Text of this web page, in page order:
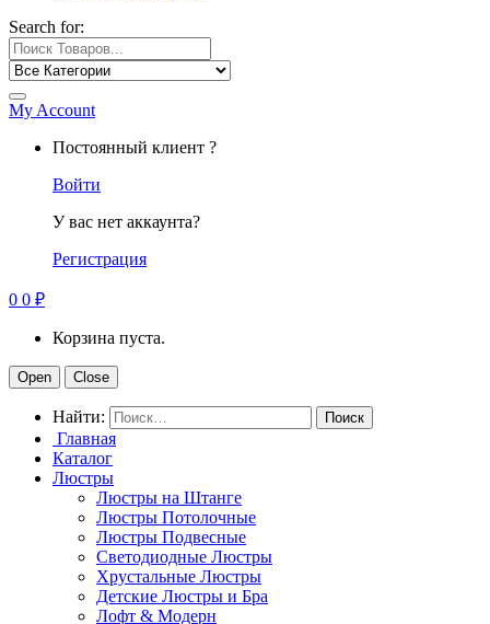
Search for:
My Account
Постоянный клиент ?
Войти
У вас нет аккаунта?
Регистрация
0 0 ₽
Корзина пуста.
Open Close
Найти:
Главная
Каталог
Люстры
Люстры на Штанге
Люстры Потолочные
Люстры Подвесные
Светодиодные Люстры
Хрустальные Люстры
Детские Люстры и Бра
Лофт & Модерн